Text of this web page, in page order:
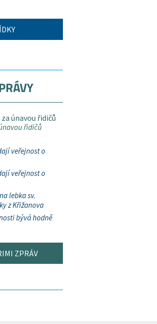
řidičů
veřejnost o
veřejnost o
lebka sv.
z Křižanova
bývá hodně
ZPRÁV